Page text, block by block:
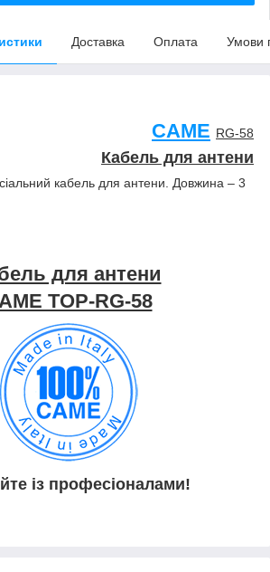
Доставка Оплата Умови
CAME RG-58
Кабель для антени
кабель для антени. Довжина – 3
для антени
TOP-RG-58
із професіоналами!